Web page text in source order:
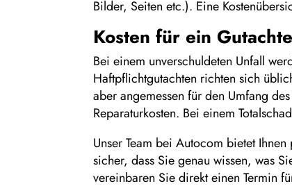
Bilder, Seiten etc.). Eine
Kosten für ein
Bei einem unverschuldeten Unfall
Haftpflichtgutachten richten sich
aber angemessen für den Umfang
Reparaturkosten. Bei einem
Unser Team bei Autocom bietet
sicher, dass Sie genau wissen, was
vereinbaren Sie direkt einen Termin